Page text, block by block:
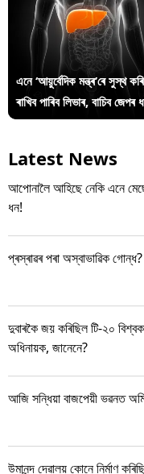
এনে ‘আয়ুৰ্বেদিক মন্ত্ৰ’ৰে সুস্থ কৰি
ৰাখিব পাৰিব লিভাৰ, বাচিব জেপৰ
Latest News
আপোনালৈ আহিছে নেকি এনে
ধন!
প্ৰস্ৰাৱৰ পৰা অস্বাভাৱিক
দুবাৰকৈ জয় কৰিছিল টি-২০
অধিনায়ক, জানেনে?
আজি সন্ধিয়া বাজপেয়ী ভৱনত
উমানন্দ দেৱালয় কোনে নিৰ্মাণ